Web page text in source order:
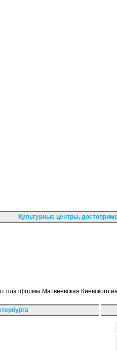
Культурные центры,
платформы Матвеевская Киевского